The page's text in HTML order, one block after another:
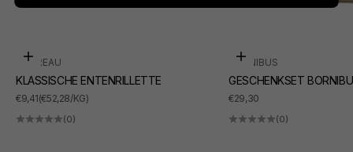
In den Warenkorb
SUDREAU
KLASSISCHE ENTENRILLETTE
ANGEBOT
€9,41(€52,28/KG)
(0)
In den Warenkorb
BORNIBUS
GESCHENKSET
ANGEBOT
€29,30
(0)